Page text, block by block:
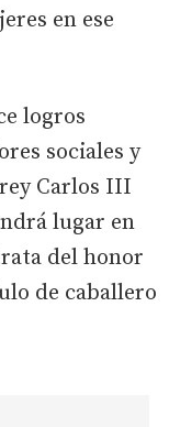
en ese
logros
sociales y
Carlos III
lugar en
del honor
de caballero